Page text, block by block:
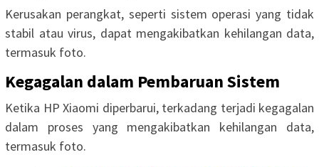
Kerusakan perangkat, seperti sistem operasi yang tidak
stabil atau virus, dapat mengakibatkan kehilangan data,
termasuk foto.
Kegagalan dalam Pembaruan Sistem
Ketika HP Xiaomi diperbarui, terkadang terjadi kegagalan
dalam proses yang mengakibatkan kehilangan data,
termasuk foto.